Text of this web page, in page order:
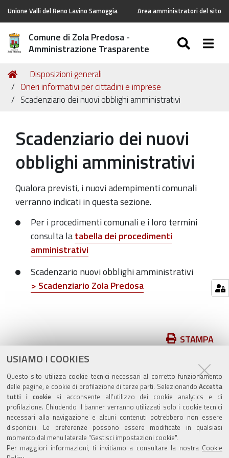
USIAMO I COOKIES
Questo sito utilizza cookie tecnici necessari al corretto funzionamento
delle pagine, e cookie di profilazione di terze parti. Selezionando Accetta
tutti i cookiesi acconsente all’utilizzo dei cookie analytics e di
profilazione. Chiudendo il banner verranno utilizzati solo i cookie tecnici
necessari alla navigazione e alcuni contenuti potrebbero non essere
disponibili. Le preferenze possono essere modificate in qualsiasi
momento dal menu laterale "Gestisci impostazioni cookie".
Per maggiori informazioni, ti invitiamo a consultare la nostra Cookie
Unione Valli del Reno Lavino Samoggia Area amministratori del sito
Comune di Zola Predosa -
Amministrazione Trasparente
Tu
sei
qui:
Home
Disposizioni generali
Oneri informativi per cittadini e imprese
Scadenziario dei nuovi obblighi amministrativi
Scadenziario dei nuovi
obblighi amministrativi
Qualora previsti, i nuovi adempimenti comunali
verranno indicati in questa sezione.
Per i procedimenti comunali e i loro termini
consulta latabella dei procedimenti
amministrativi
Scadenzario nuovi obblighi amministrativi
> Scadenziario Zola Predosa
Azioni
sul
documento
STAMPA
pubblicato il09/11/2018
ultima modifica12/06/2026
Valuta questo sito